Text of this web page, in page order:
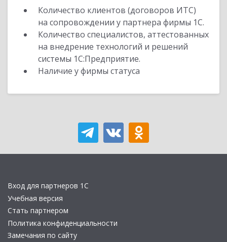
Количество клиентов (договоров ИТС)
на сопровождении у партнера фирмы 1С.
Количество специалистов, аттестованных
на внедрение технологий и решений
системы 1С:Предприятие.
Наличие у фирмы статуса
Вход для партнеров 1С
Учебная версия
Стать партнером
Политика конфиденциальности
Замечания по сайту